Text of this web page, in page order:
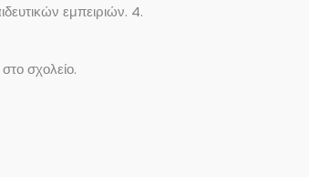
εμπειριών. 4.
σχολείο.